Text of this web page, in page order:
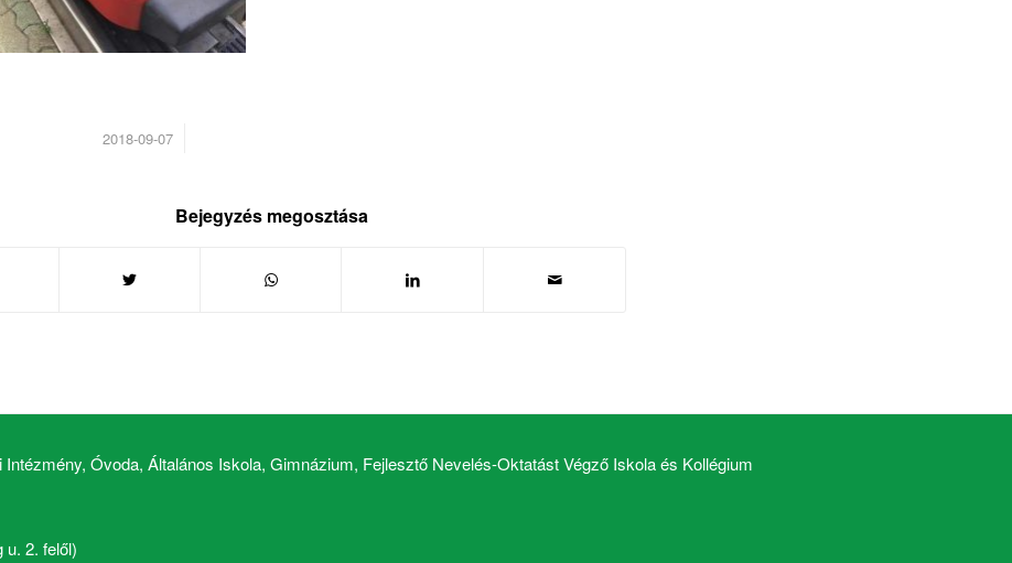
2018-09-07
/
Bejegyzés megosztása
Óvoda, Általános Iskola, Gimnázium, Fejlesztő Nevelés-Oktatást Végző Iskola és Kollégium
u. 2. felől)